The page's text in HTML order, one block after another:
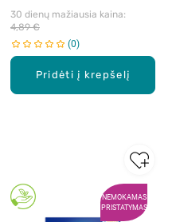
Pridėti į krepšelį
30 dienų mažiausia kaina:
4,89 €
0
NEMOKAMAS
PRISTATYMAS